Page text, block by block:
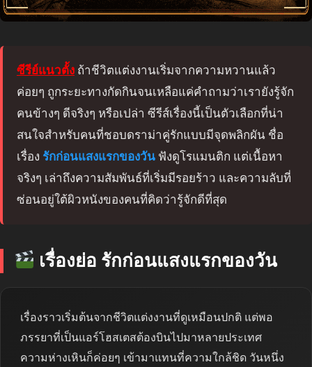
ซีรีย์แนวตั้ง ถ้าชีวิตแต่งงานเริ่มจากความหวานแล้ว
ค่อยๆ ถูกระยะทางกัดกินจนเหลือแค่คำถามว่าเรายังรู้จัก
คนข้างๆ ดีจริงๆ หรือเปล่า ซีรีส์เรื่องนี้เป็นตัวเลือกที่น่า
สนใจสำหรับคนที่ชอบดราม่าคู่รักแบบมีจุดพลิกผัน ชื่อ
เรื่อง รักก่อนแสงแรกของวัน ฟังดูโรแมนติก แต่เนื้อหา
จริงๆ เล่าถึงความสัมพันธ์ที่เริ่มมีรอยร้าว และความลับที่
ซ่อนอยู่ใต้ผิวหนังของคนที่คิดว่ารู้จักดีที่สุด
เรื่องย่อ รักก่อนแสงแรกของวัน
เรื่องราวเริ่มต้นจากชีวิตแต่งงานที่ดูเหมือนปกติ แต่พอ
ภรรยาที่เป็นแอร์โฮสเตสต้องบินไปมาหลายประเทศ
ความห่างเหินก็ค่อยๆ เข้ามาแทนที่ความใกล้ชิด วันหนึ่ง